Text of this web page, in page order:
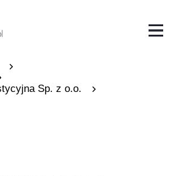
Sp. z o.o.